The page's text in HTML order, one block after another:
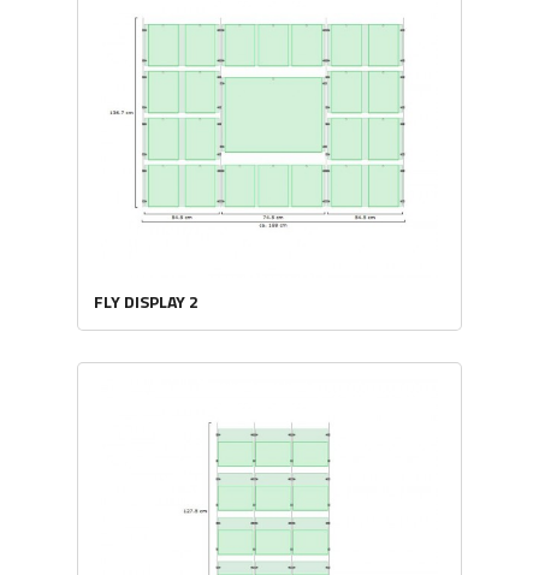
FLY DISPLAY 2